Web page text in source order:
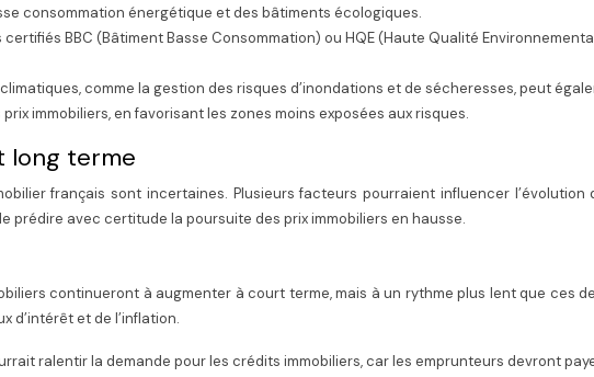
consommation énergétique et des bâtiments écologiques.
BBC (Bâtiment Basse Consommation) ou HQE (Haute Qualité
comme la gestion des risques d’inondations et de sécheresses, peut
immobiliers, en favorisant les zones moins exposées aux risques.
long terme
français sont incertaines. Plusieurs facteurs pourraient influencer l’évolution
prédire avec certitude la poursuite des prix immobiliers en hausse.
continueront à augmenter à court terme, mais à un rythme plus lent que ces
d’intérêt et de l’inflation.
ralentir la demande pour les crédits immobiliers, car les emprunteurs devront